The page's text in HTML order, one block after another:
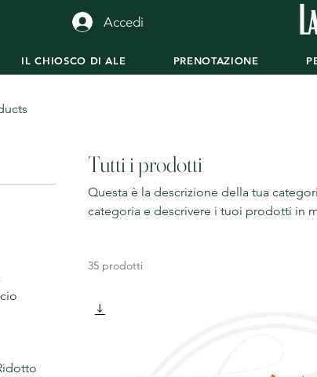
Accedi
IL CHIOSCO DI ALE PRENOTAZIONE
Tutti i prodotti
Questa è la descrizione della tua
categoria e descrivere i tuoi prodotti in
35 prodotti